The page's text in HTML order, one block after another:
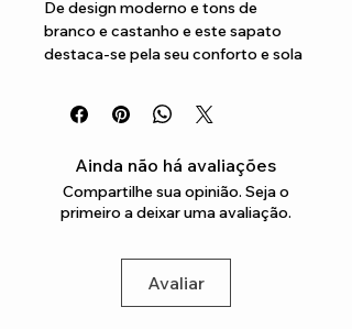
De design moderno e tons de
branco e castanho e este sapato
destaca-se pela seu conforto e sola
grande aderências , e versatilidade
para qualquer look casual
Ainda não há avaliações
Compartilhe sua opinião. Seja o
primeiro a deixar uma avaliação.
Avaliar